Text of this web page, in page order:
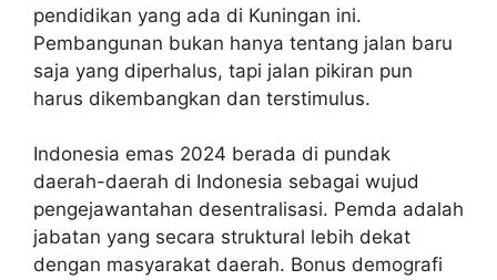
pendidikan yang ada di Kuningan ini.
Pembangunan bukan hanya tentang jalan baru
saja yang diperhalus, tapi jalan pikiran pun
harus dikembangkan dan terstimulus.
Indonesia emas 2024 berada di pundak
daerah-daerah di Indonesia sebagai wujud
pengejawantahan desentralisasi. Pemda adalah
jabatan yang secara struktural lebih dekat
dengan masyarakat daerah. Bonus demografi